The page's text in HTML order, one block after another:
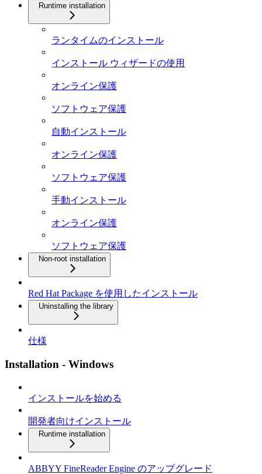
Runtime installation
ランタイムのインストール
インストール ウィザードの使用
オンライン保護
ソフトウェア保護
自動インストール
オンライン保護
ソフトウェア保護
手動インストール
オンライン保護
ソフトウェア保護
Non-root installation
Red Hat Package を使用したインストール
Uninstalling the library
仕様
Installation - Windows
インストールを始める
開発者向けインストール
Runtime installation
ABBYY FineReader Engine のアップグレード